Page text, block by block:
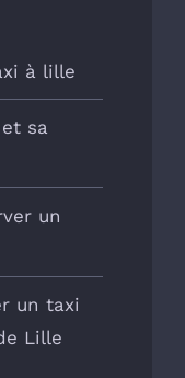
à lille
sa
un
un taxi
Lille